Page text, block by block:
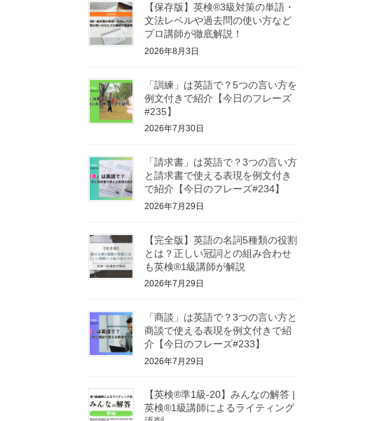
【保存版】英検®3級対策の単語・
文法レベルや過去問の使い方など
プロ講師が徹底解説！
2026年8月3日
「訓練」は英語で？5つの言い方を
例文付きで紹介【今日のフレーズ
#235】
2026年7月30日
「請求書」は英語で？3つの言い方
と請求書で使える表現を例文付き
で紹介【今日のフレーズ#234】
2026年7月29日
【完全版】英語の名詞5種類の役割
とは？正しい冠詞との組み合わせ
も英検®1級講師が解説
2026年7月29日
「商談」は英語で？3つの言い方と
商談で使える表現を例文付きで紹
介【今日のフレーズ#233】
2026年7月29日
【英検®準1級-20】みんなの解答 |
英検®1級講師によるライティング